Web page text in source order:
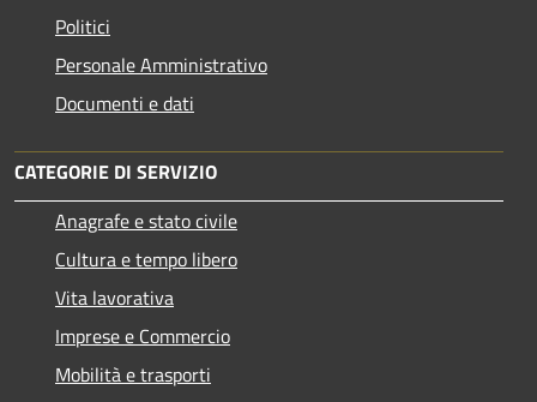
Politici
Personale Amministrativo
Documenti e dati
CATEGORIE DI SERVIZIO
Anagrafe e stato civile
Cultura e tempo libero
Vita lavorativa
Imprese e Commercio
Mobilità e trasporti